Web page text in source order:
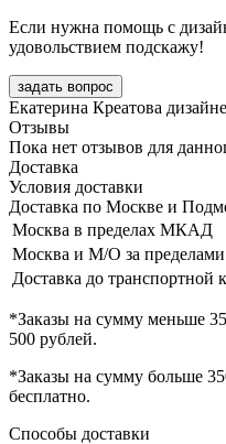
Если нужна помощь с
удовольствием подскажу!
задать вопрос
Екатерина Креатова
Отзывы
Пока нет отзывов для
Доставка
Условия доставки
Доставка по Москве и
Москва в пределах МКАД
Москва и М/О за
Доставка до транспортной
*Заказы на сумму меньше
500 рублей.
*Заказы на сумму больше
бесплатно.
Способы доставки